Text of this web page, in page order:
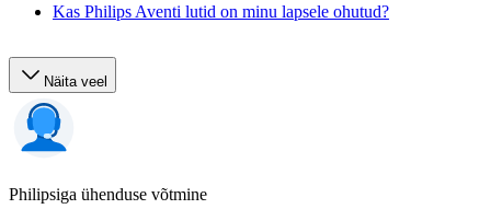
Kas Philips Aventi lutid on minu lapsele ohutud?
Näita veel
Philipsiga ühenduse võtmine